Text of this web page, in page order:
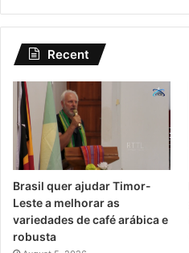
Recent
Brasil quer ajudar Timor-
Leste a melhorar as
variedades de café arábica e
robusta